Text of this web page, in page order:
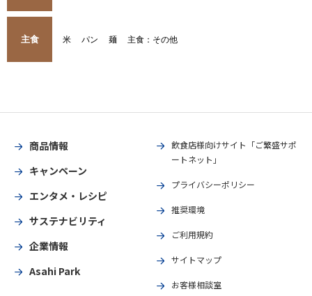
主食 米 パン 麺 主食：その他
商品情報
キャンペーン
エンタメ・レシピ
サステナビリティ
企業情報
Asahi Park
飲食店様向けサイト「ご繁盛サポ
ートネット」
プライバシーポリシー
推奨環境
ご利用規約
サイトマップ
お客様相談室